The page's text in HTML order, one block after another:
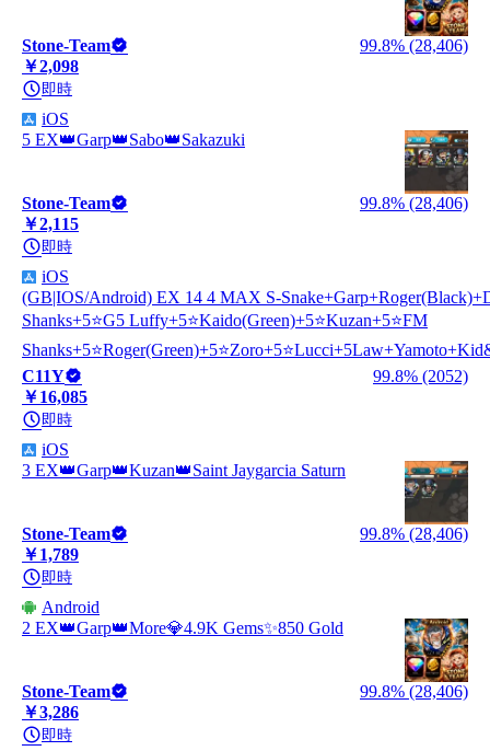
Stone-Team
99.8% (28,406)
￥2,098
即時
iOS
5 EX👑Garp👑Sabo👑Sakazuki
Stone-Team
99.8% (28,406)
￥2,115
即時
iOS
(GB|IOS/Android) EX 14 4 MAX S-
Shanks+5⭐G5 Luffy+5⭐Kaido(Green)+5⭐Kuzan+5⭐FM
C11Y
99.8% (2052)
￥16,085
即時
iOS
3 EX👑Garp👑Kuzan👑Saint Jaygarcia Saturn
Stone-Team
99.8% (28,406)
￥1,789
即時
Android
2 EX👑Garp👑More💎4.9K Gems✨850 Gold
Stone-Team
99.8% (28,406)
￥3,286
即時